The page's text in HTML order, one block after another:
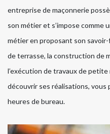
entreprise de maçonnerie
son métier et s’impose comme
métier en proposant son
de terrasse, la construction de
l’exécution de travaux de petite
découvrir ses réalisations, vous
heures de bureau.